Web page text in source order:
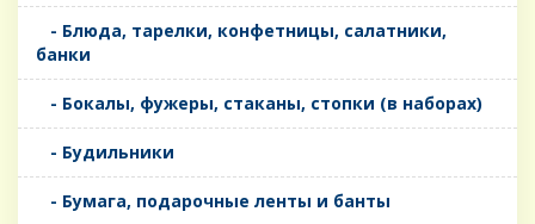
- Блюда, тарелки, конфетницы, салатники,
банки
- Бокалы, фужеры, стаканы, стопки (в наборах)
- Будильники
- Бумага, подарочные ленты и банты